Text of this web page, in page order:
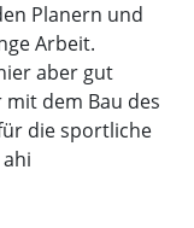
Planern und
Arbeit.
aber gut
dem Bau des
die sportliche